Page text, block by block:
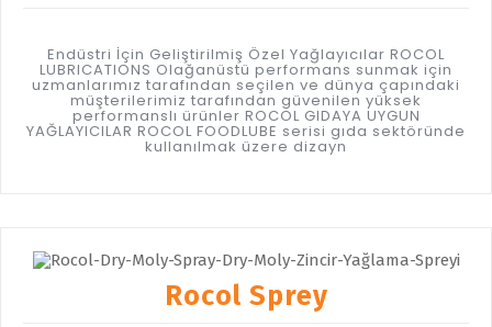
Endüstri İçin Geliştirilmiş Özel Yağlayıcılar ROCOL
LUBRICATIONS Olağanüstü performans sunmak için
uzmanlarımız tarafından seçilen ve dünya çapındaki
müşterilerimiz tarafından güvenilen yüksek
performanslı ürünler ROCOL GIDAYA UYGUN
YAĞLAYICILAR ROCOL FOODLUBE serisi gıda sektöründe
kullanılmak üzere dizayn
Rocol Sprey